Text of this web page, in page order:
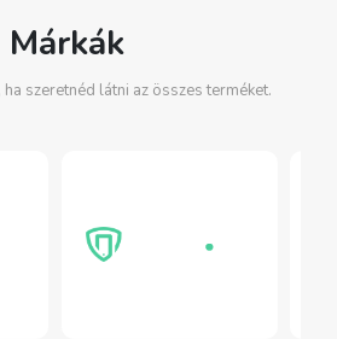
Márkák
szeretnéd látni az összes terméket.